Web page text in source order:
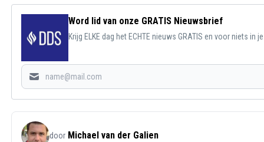
Word lid van onze GRATIS Nieuwsbrief
Krijg ELKE dag het ECHTE nieuws GRATIS en voor niets in
door Michael van der Galien